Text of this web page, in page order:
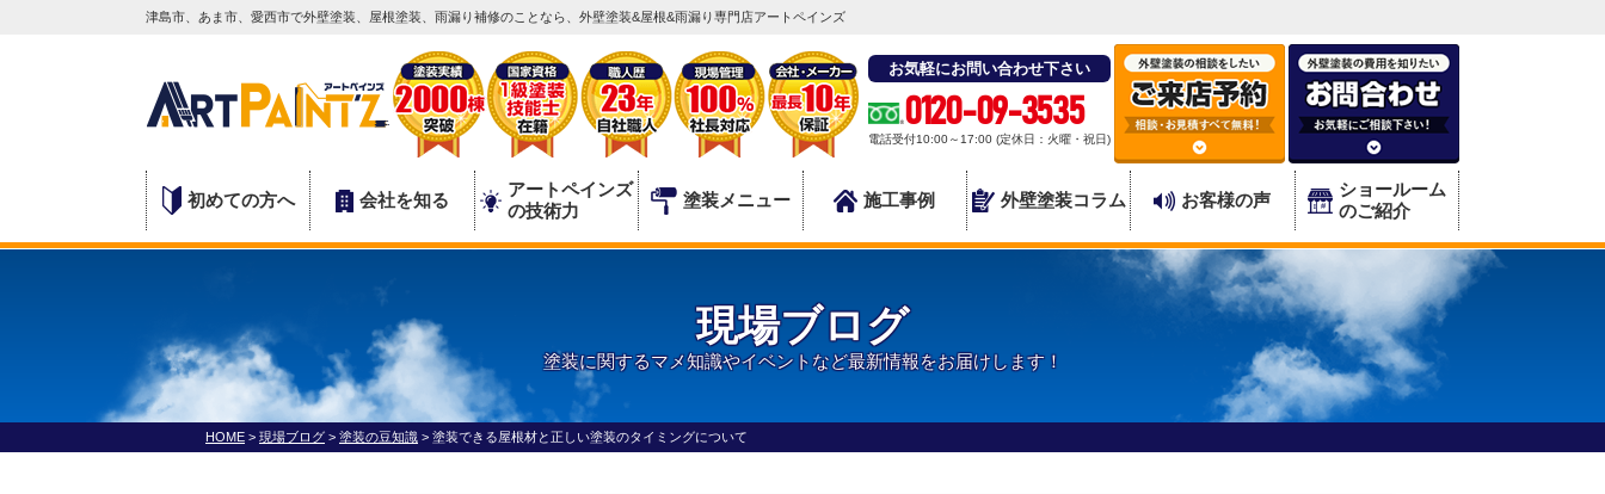
津島市、あま市、愛西市で外壁塗装、屋根塗装、雨漏り補修のことなら、外壁塗装&屋根&雨漏り専門店アートペインズ
お気軽にお問い合わせ下さい
0120-09-3535
電話受付10:00～17:00 (定休日：火曜・祝日)
初めての方へ 会社を知る
アートペインズ
の技術力
塗装メニュー 施工事例 外壁塗装コラム お客様の声
ショールーム
のご紹介
現場ブログ
塗装に関するマメ知識やイベントなど最新情報をお届けします！
HOME > 現場ブログ > 塗装の豆知識 > 塗装できる屋根材と正しい塗装のタイミングについて